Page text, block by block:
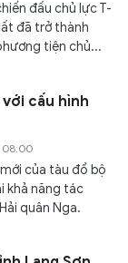
đấu chủ lực T-
đã trở thành
tiện chủ...
cấu hình
08:00
của tàu đổ bộ
khả năng tác
quân Nga.